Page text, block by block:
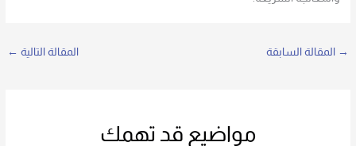
→ المقالة السابقة المقالة التالية ←
مواضيع قد تهمك